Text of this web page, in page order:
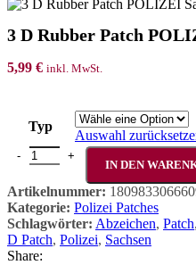
3 D Rubber Patch
5,99 € inkl. MwSt.
Typ
Auswahl
3 D Rubber Patch POLIZEI
IN DEN
Artikelnummer:
Kategorie: Polizei Patches
Schlagwörter: Abzeichen, Patch,
D Patch, Polizei, Sachsen
Share: